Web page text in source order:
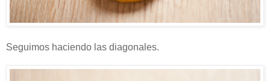
Seguimos haciendo las diagonales.